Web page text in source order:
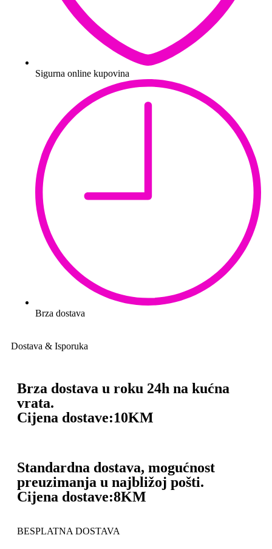
Sigurna online kupovina
Brza dostava
Dostava & Isporuka
Brza dostava u roku 24h na kućna
vrata.
Cijena dostave:10KM
Standardna dostava, mogućnost
preuzimanja u najbližoj pošti.
Cijena dostave:8KM
BESPLATNA DOSTAVA